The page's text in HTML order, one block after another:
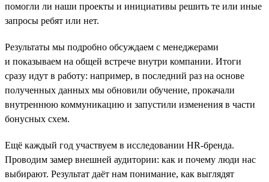
помогли ли наши проекты и инициативы решить те или иные
запросы ребят или нет.
Результаты мы подробно обсуждаем с менеджерами
и показываем на общей встрече внутри компании. Итоги
сразу идут в работу: например, в последний раз на основе
полученных данных мы обновили обучение, прокачали
внутреннюю коммуникацию и запустили изменения в части
бонусных схем.
Ещё каждый год участвуем в исследовании HR-бренда.
Проводим замер внешней аудитории: как и почему люди нас
выбирают. Результат даёт нам понимание, как выглядят